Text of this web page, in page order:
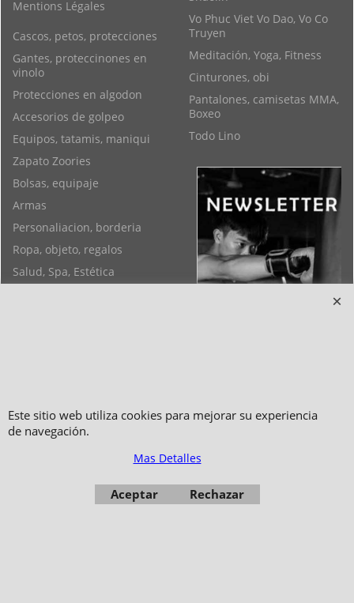
Mentions Légales
Vo Phuc Viet Vo Dao, Vo Co
Truyen
Meditación, Yoga, Fitness
Cinturones, obi
Pantalones, camisetas MMA,
Boxeo
Todo Lino
Cascos, petos, protecciones
Gantes, proteccinones en
vinolo
Protecciones en algodon
Accesorios de golpeo
Equipos, tatamis, maniqui
Zapato Zoories
Bolsas, equipaje
Armas
Personaliacion, borderia
Ropa, objeto, regalos
Salud, Spa, Estética
marciales
Este sitio web utiliza cookies para mejorar su experiencia
de navegación.
Mas Detalles
Aceptar Rechazar